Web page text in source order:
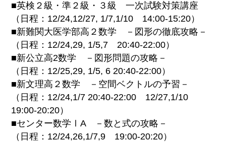
■英検２級・準２級・３級 一次試験対策講座
（日程：12/24,12/27, 1/7,1/10 14:00-15:20）
■新難関大医学部高２数学 －図形の徹底攻略－
（日程：12/24,29, 1/5,7 20:40-22:00）
■新公立高2数学 －図形問題の攻略－
（日程：12/25,29, 1/5, 6 20:40-22:00）
■新文理高２数学 －空間ベクトルの予習－
（日程：12/24,1/7 20:40-22:00 12/27,1/10
19:00-20:20）
■センター数学ⅠA －数と式の攻略－
（日程：12/24,26,1/7,9 19:00-20:20）